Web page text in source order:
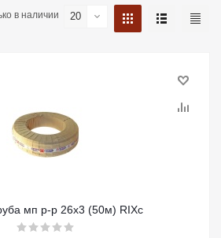
20
в наличии
HENCO труба мп р-р 26х3 (50м) RIXc